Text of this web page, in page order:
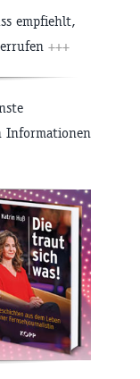
empfiehlt,
+++
Informationen